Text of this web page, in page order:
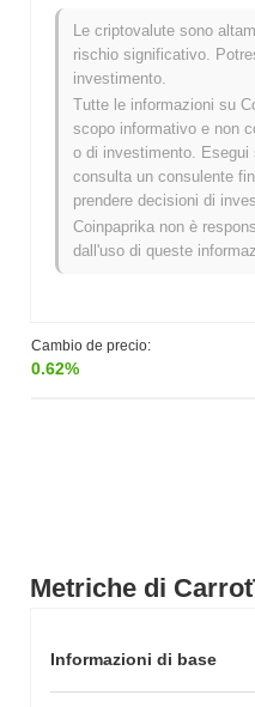
Metriche di
Informazioni di base
Cambio de precio:
0.62%
Massimo Storico (ATH):$0.0
Minimo Storico (ATL):
CarrotToken è attualmente
ATH .
Come si sta
mercato crypto più
Negli ultimi 7 giorni,
sottoperformando il mercato
mercato più ampio.
Le criptovalute sono
rischio significativo.
investimento.
Tutte le informazioni su
scopo informativo e non
o di investimento. Esegui
consulta un consulente
prendere decisioni di
Coinpaprika non è
dall'uso di queste